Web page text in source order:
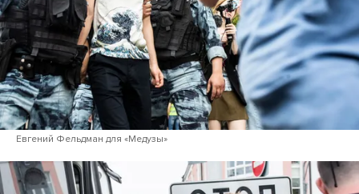
Евгений Фельдман для «Медузы»